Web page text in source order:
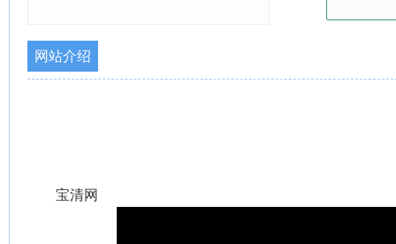
网站介绍
宝清网